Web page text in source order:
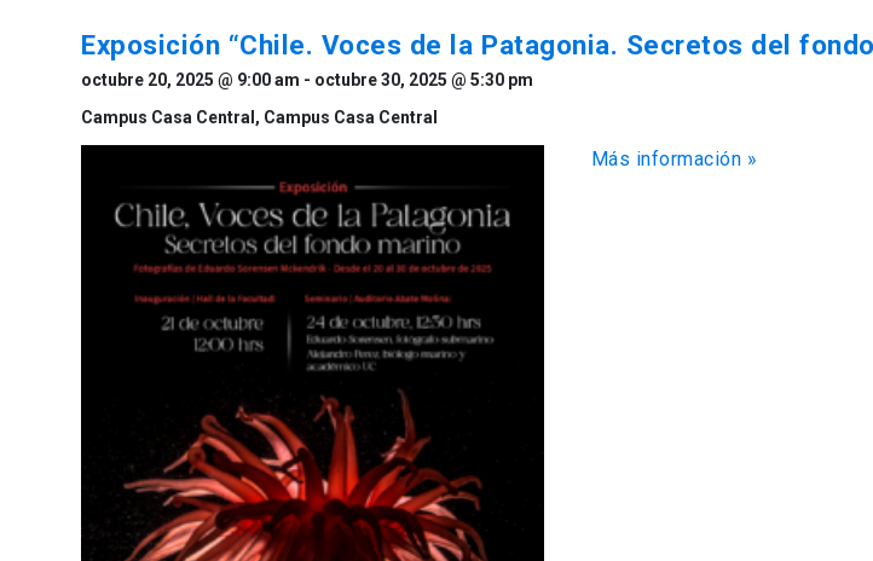
Exposición “Chile. Voces de la Patagonia. Secretos del
octubre 20, 2025 @ 9:00 am - octubre 30, 2025 @ 5:30 pm
Campus Casa Central, Campus Casa Central
Más información »